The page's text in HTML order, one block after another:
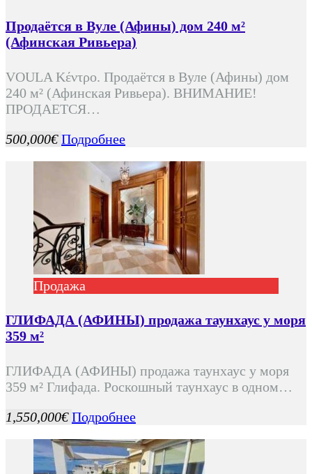
Продаётся в Вуле (Афины) дом 240 м²
(Афинская Ривьера)
VOULA Κέντρο. Продаётся в Вуле (Афины) дом
240 м² (Афинская Ривьера). ВНИМАНИЕ!
ПРОДАЕТСЯ…
500,000€Подробнее
Продажа
ГЛИФАДА (АФИНЫ) продажа таунхаус у моря
359 м²
ГЛИФАДА (АФИНЫ) продажа таунхаус у моря
359 м² Глифада. Роскошный таунхаус в одном…
1,550,000€Подробнее